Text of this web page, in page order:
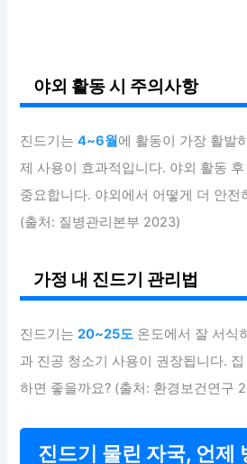
야외 활동 시 주의사항
진드기는4~6월에 활동이 가장 활발
제 사용이 효과적입니다. 야외 활동
중요합니다. 야외에서 어떻게 더 안전
(출처: 질병관리본부 2023)
가정 내 진드기 관리법
진드기는20~25도 온도에서 잘 서식
과 진공 청소기 사용이 권장됩니다.
하면 좋을까요? (출처: 환경보건연구
진드기 물린 자국, 언제